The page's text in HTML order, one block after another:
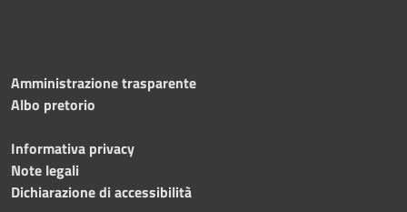
Amministrazione trasparente
Albo pretorio
Informativa privacy
Note legali
Dichiarazione di accessibilità